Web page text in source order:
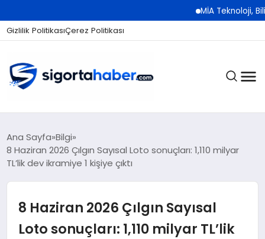
MİA Teknoloji, Bilişim
Gizlilik PolitikasıÇerez Politikası
SIGORTA
EKONOMI
Ana Sayfa Bilgi
8 Haziran 2026 Çılgın Sayısal Loto sonuçları: 1,110 milyar
TL’lik dev ikramiye 1 kişiye çıktı
8 Haziran 2026 Çılgın Sayısal
Loto sonuçları: 1,110 milyar TL’lik